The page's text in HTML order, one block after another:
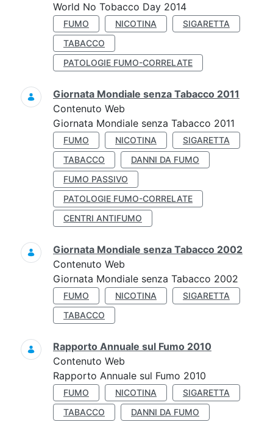
World No Tobacco Day 2014
FUMO NICOTINA
SIGARETTA
TABACCO
PATOLOGIE FUMO-CORRELATE
Giornata Mondiale senza Tabacco 2011
Contenuto Web
Giornata Mondiale senza Tabacco 2011
FUMO NICOTINA
SIGARETTA
TABACCO
DANNI DA FUMO
FUMO PASSIVO
PATOLOGIE FUMO-CORRELATE
CENTRI ANTIFUMO
Giornata Mondiale senza Tabacco 2002
Contenuto Web
Giornata Mondiale senza Tabacco 2002
FUMO NICOTINA
SIGARETTA
TABACCO
Rapporto Annuale sul Fumo 2010
Contenuto Web
Rapporto Annuale sul Fumo 2010
FUMO NICOTINA
SIGARETTA
TABACCO
DANNI DA FUMO